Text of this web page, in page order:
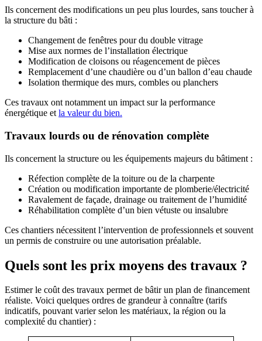
Ils concernent des modifications un peu plus lourdes, sans toucher à
la structure du bâti :
Changement de fenêtres pour du double vitrage
Mise aux normes de l’installation électrique
Modification de cloisons ou réagencement de pièces
Remplacement d’une chaudière ou d’un ballon d’eau chaude
Isolation thermique des murs, combles ou planchers
Ces travaux ont notamment un impact sur la performance
énergétique et la valeur du bien.
Travaux lourds ou de rénovation complète
Ils concernent la structure ou les équipements majeurs du bâtiment :
Réfection complète de la toiture ou de la charpente
Création ou modification importante de plomberie/électricité
Ravalement de façade, drainage ou traitement de l’humidité
Réhabilitation complète d’un bien vétuste ou insalubre
Ces chantiers nécessitent l’intervention de professionnels et souvent
un permis de construire ou une autorisation préalable.
Quels sont les prix moyens des travaux ?
Estimer le coût des travaux permet de bâtir un plan de financement
réaliste. Voici quelques ordres de grandeur à connaître (tarifs
indicatifs, pouvant varier selon les matériaux, la région ou la
complexité du chantier) :